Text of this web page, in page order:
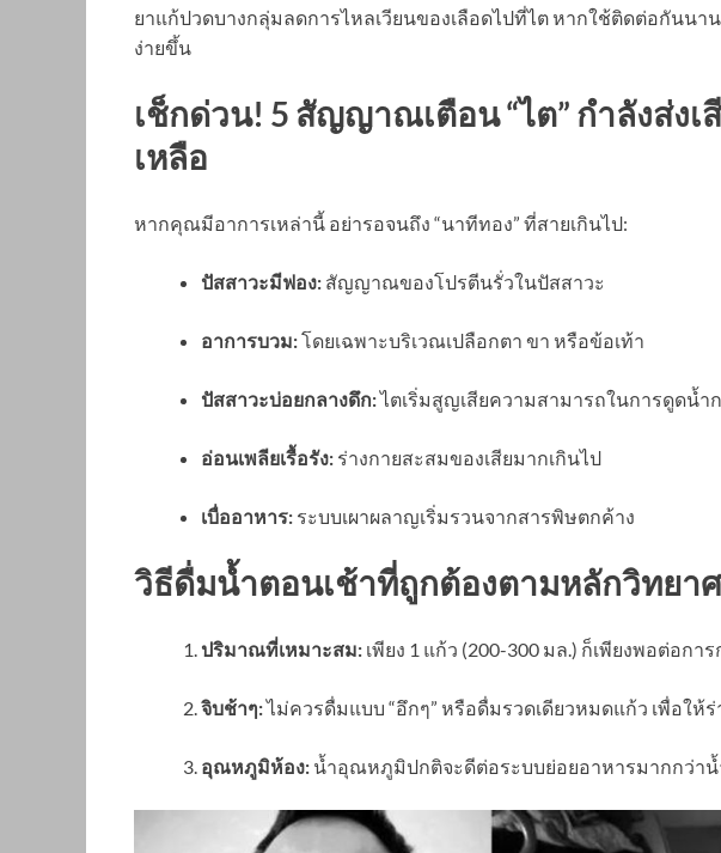
ยาแก้ปวดบางกลุ่มลดการไหลเวียนของเลือดไปที่ไต หากใช้ติดต่อกันนา
ง่ายขึ้น
เช็กด่วน! 5 สัญญาณเตือน “ไต” กำลังส่ง
เหลือ
หากคุณมีอาการเหล่านี้ อย่ารอจนถึง “นาทีทอง” ที่สายเกินไป:
ปัสสาวะมีฟอง: สัญญาณของโปรตีนรั่วในปัสสาวะ
อาการบวม:โดยเฉพาะบริเวณเปลือกตา ขา หรือข้อเท้า
ปัสสาวะบ่อยกลางดึก:ไตเริ่มสูญเสียความสามารถในการดูดน้ำ
อ่อนเพลียเรื้อรัง: ร่างกายสะสมของเสียมากเกินไป
เบื่ออาหาร: ระบบเผาผลาญเริ่มรวนจากสารพิษตกค้าง
วิธีดื่มน้ำตอนเช้าที่ถูกต้องตามหลักวิทยา
ปริมาณที่เหมาะสม: เพียง 1 แก้ว (200-300 มล.) ก็เพียงพอต่อกา
จิบช้าๆ:ไม่ควรดื่มแบบ “อึกๆ” หรือดื่มรวดเดียวหมดแก้ว เพื่อให้
อุณหภูมิห้อง: น้ำอุณหภูมิปกติจะดีต่อระบบย่อยอาหารมากกว่าน้